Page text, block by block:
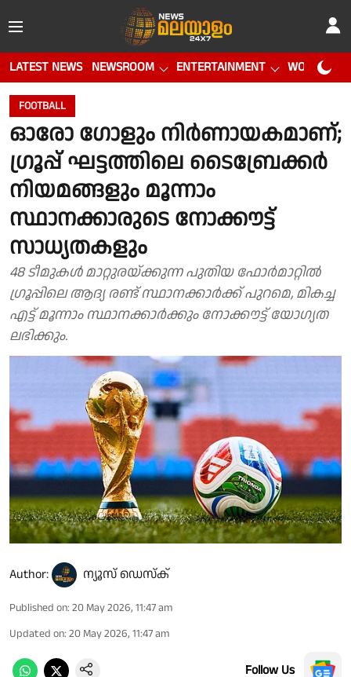
LATEST NEWS NEWSROOM ENTERTAINMENT WORLD CUP
FOOTBALL
ഓരോ ഗോളും നിര്‍ണായകമാണ്;
ഗ്രൂപ്പ് ഘട്ടത്തിലെ ടൈബ്രേക്കര്‍
നിയമങ്ങളും മൂന്നാം
സ്ഥാനക്കാരുടെ നോക്കൗട്ട്
സാധ്യതകളും
48 ടീമുകൾ മാറ്റുരയ്ക്കുന്ന പുതിയ ഫോർമാറ്റിൽ
ഗ്രൂപ്പിലെ ആദ്യ രണ്ട് സ്ഥാനക്കാർക്ക് പുറമെ, മികച്ച
എട്ട് മൂന്നാം സ്ഥാനക്കാർക്കും നോക്കൗട്ട് യോഗ്യത
ലഭിക്കും.
Author: ന്യൂസ് ഡെസ്ക്
Published on: 20 May 2026, 11:47 am
Updated on: 20 May 2026, 11:47 am
Follow Us